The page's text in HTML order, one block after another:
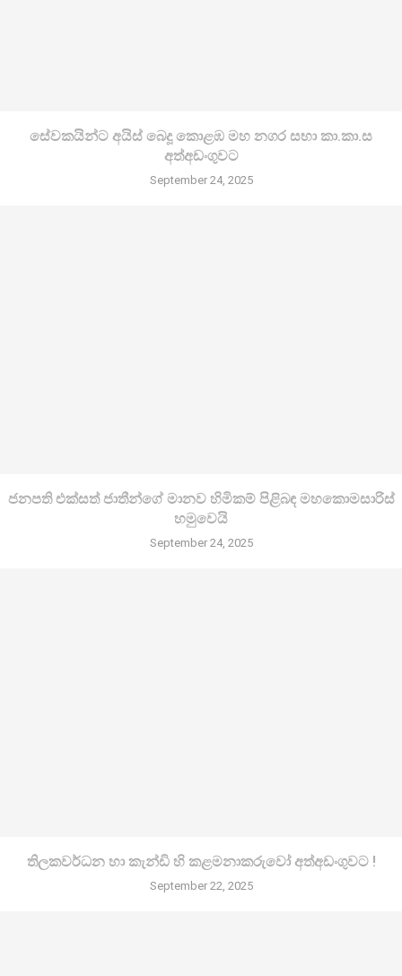
සේවකයින්ට අයිස් බෙදූ කොළඹ මහ නගර සභා කා.කා.ස
අත්අඩංගුවට
September 24, 2025
ජනපති එක්සත් ජාතීන්ගේ මානව හිමිකම් පිළිබඳ මහකොමසාරිස්
හමුවෙයි
September 24, 2025
තිලකවර්ධන හා කැන්ඩි හි කළමනාකරුවෝ අත්අඩංගුවට !
September 22, 2025